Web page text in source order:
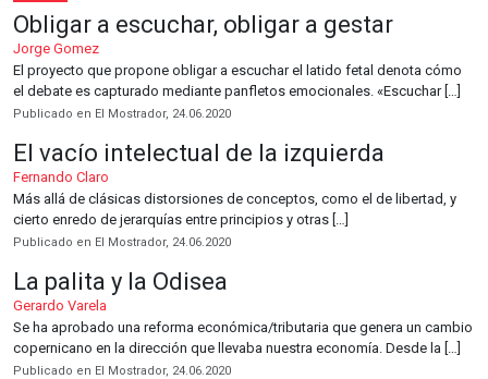
Obligar a escuchar, obligar a gestar
Jorge Gomez
El proyecto que propone obligar a escuchar el latido fetal denota cómo
el debate es capturado mediante panfletos emocionales. «Escuchar […]
Publicado en El Mostrador, 24.06.2020
El vacío intelectual de la izquierda
Fernando Claro
Más allá de clásicas distorsiones de conceptos, como el de libertad, y
cierto enredo de jerarquías entre principios y otras […]
Publicado en El Mostrador, 24.06.2020
La palita y la Odisea
Gerardo Varela
Se ha aprobado una reforma económica/tributaria que genera un cambio
copernicano en la dirección que llevaba nuestra economía. Desde la […]
Publicado en El Mostrador, 24.06.2020